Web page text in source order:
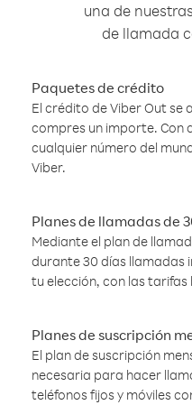
una de
de llamada
Paquetes de crédito
El crédito de Viber Out se
compres un importe. Con
cualquier número del
Viber.
Planes de llamadas de
Mediante el plan de
durante 30 días llamadas
tu elección, con las tarifas
Planes de suscripción
El plan de suscripción
necesaria para hacer
teléfonos fijos y móviles